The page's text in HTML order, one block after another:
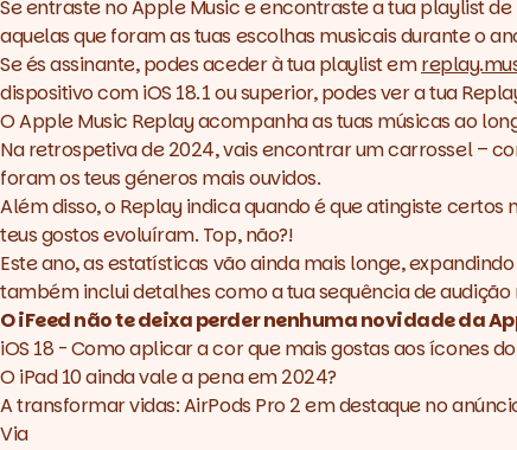
Se entraste no Apple Music e encontraste a tuaplaylistde
aquelas que foram as tuas escolhas musicais durante o
Se és assinante, podes aceder à tuaplaylistem
dispositivo comiOS 18.1ou superior, podes ver a tua
O Apple Music Replay acompanha as tuas músicas ao
Na retrospetiva de 2024, vais encontrar um carrossel –
foram os teus géneros mais ouvidos.
Além disso, o Replay indica quando é que atingiste
teus gostos evoluíram. Top, não?!
Este ano, as estatísticas vão ainda mais longe,
também inclui detalhes como a tua sequência de
O iFeed não te deixa perder nenhuma novidade da
iOS 18 - Como aplicar a cor que mais gostas aos ícones
O iPad 10 ainda vale a pena em 2024?
A transformar vidas: AirPods Pro 2 em destaque no
Via